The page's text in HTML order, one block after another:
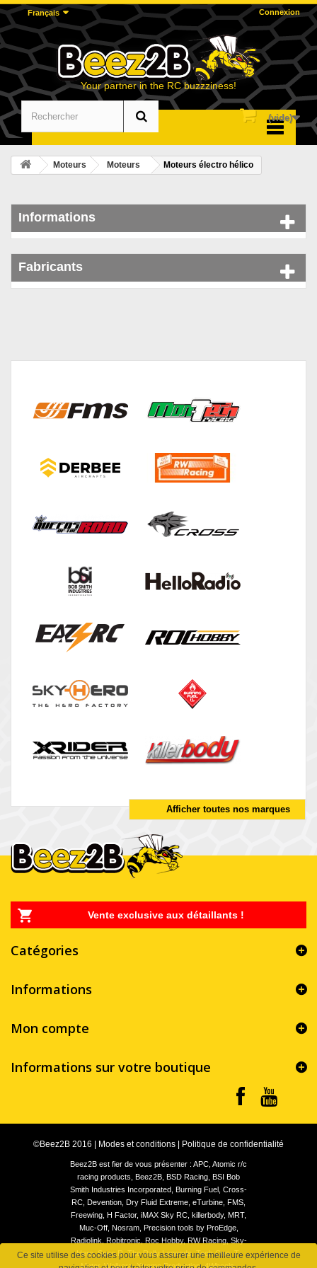
Connexion
Français
Your partner in the RC buzzziness!
(vide)
Ce site utilise des cookies pour vous assurer une meilleure expérience de
Moteurs Moteurs Moteurs électro hélico
Informations
Fabricants
Afficher toutes nos marques
Vente exclusive aux détaillants !
Catégories
Informations
Mon compte
Informations sur votre boutique
©Beez2B 2016 Modes et conditions Politique de confidentialité
Beez2B est fier de vous présenter : APC, Atomic r/c
racing products, Beez2B, BSD Racing, BSI Bob
Smith Industries Incorporated, Burning Fuel, Cross-
RC, Devention, Dry Fluid Extreme, eTurbine, FMS,
Freewing, H Factor, iMAX Sky RC, killerbody, MRT,
Muc-Off, Nosram, Precision tools by ProEdge,
Radiolink, Robitronic, Roc Hobby, RW Racing, Sky-
Hero, Spec.R, The Rally Legends, Tech One, T-
Motor, Walkera, Xtreme Production, 4Wheels,